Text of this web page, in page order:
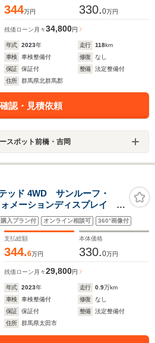
344万円 330.0万円
残価ローン 月々34,800円
年式 2023年 走行 118km
車検
車検整備付 修復
なし
保証
保証付 整備
法定整備付
住所
群馬県北群馬郡
認・見積依頼
スポット前橋・吉岡
ッド 4WD サンルーフ・
メーションディスプレイ ナ
カメラ ETC2.0 LEDライ
ーター アダプティブクール
購入プラン付 オンライン相談可 360°画像付
支払総額
344.6万円
本体価格
330.0万円
残価ローン 月々29,800円
年式 2023年 走行 0.9万km
車検
車検整備付 修復
なし
保証
保証付 整備
法定整備付
住所
群馬県太田市